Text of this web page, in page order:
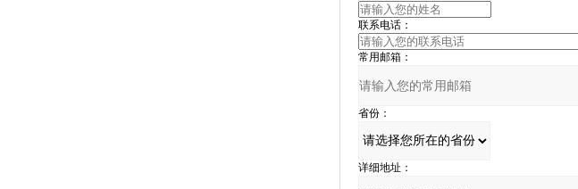
联系电话：
常用邮箱：
省份：
详细地址：